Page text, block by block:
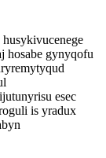
hosabe gynyqofu
esec
is yradux